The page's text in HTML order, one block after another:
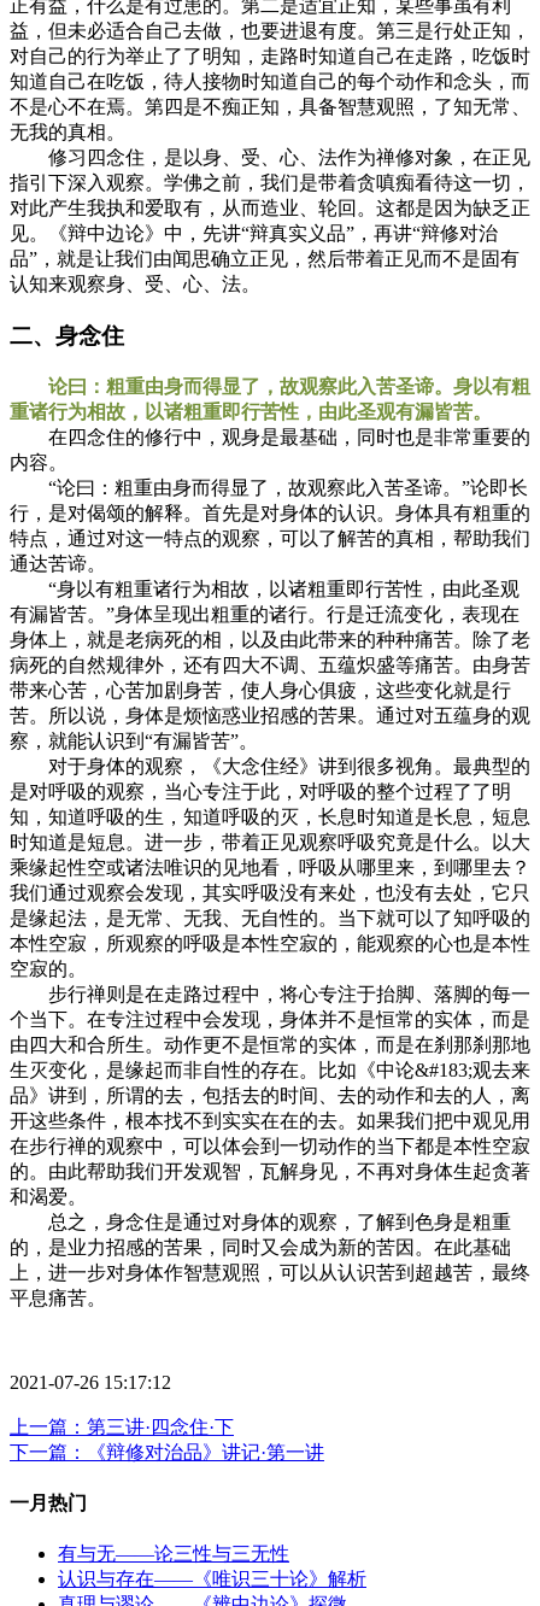
正有益，什么是有过患的。第二是适宜正知，某些事虽有利
益，但未必适合自己去做，也要进退有度。第三是行处正知，
对自己的行为举止了了明知，走路时知道自己在走路，吃饭时
知道自己在吃饭，待人接物时知道自己的每个动作和念头，而
不是心不在焉。第四是不痴正知，具备智慧观照，了知无常、
无我的真相。
修习四念住，是以身、受、心、法作为禅修对象，在正见
指引下深入观察。学佛之前，我们是带着贪嗔痴看待这一切，
对此产生我执和爱取有，从而造业、轮回。这都是因为缺乏正
见。《辩中边论》中，先讲“辩真实义品”，再讲“辩修对治
品”，就是让我们由闻思确立正见，然后带着正见而不是固有
认知来观察身、受、心、法。
二、身念住
论曰：粗重由身而得显了，故观察此入苦圣谛。身以有粗
重诸行为相故，以诸粗重即行苦性，由此圣观有漏皆苦。
在四念住的修行中，观身是最基础，同时也是非常重要的
内容。
“论曰：粗重由身而得显了，故观察此入苦圣谛。”论即长
行，是对偈颂的解释。首先是对身体的认识。身体具有粗重的
特点，通过对这一特点的观察，可以了解苦的真相，帮助我们
通达苦谛。
“身以有粗重诸行为相故，以诸粗重即行苦性，由此圣观
有漏皆苦。”身体呈现出粗重的诸行。行是迁流变化，表现在
身体上，就是老病死的相，以及由此带来的种种痛苦。除了老
病死的自然规律外，还有四大不调、五蕴炽盛等痛苦。由身苦
带来心苦，心苦加剧身苦，使人身心俱疲，这些变化就是行
苦。所以说，身体是烦恼惑业招感的苦果。通过对五蕴身的观
察，就能认识到“有漏皆苦”。
对于身体的观察，《大念住经》讲到很多视角。最典型的
是对呼吸的观察，当心专注于此，对呼吸的整个过程了了明
知，知道呼吸的生，知道呼吸的灭，长息时知道是长息，短息
时知道是短息。进一步，带着正见观察呼吸究竟是什么。以大
乘缘起性空或诸法唯识的见地看，呼吸从哪里来，到哪里去？
我们通过观察会发现，其实呼吸没有来处，也没有去处，它只
是缘起法，是无常、无我、无自性的。当下就可以了知呼吸的
本性空寂，所观察的呼吸是本性空寂的，能观察的心也是本性
空寂的。
步行禅则是在走路过程中，将心专注于抬脚、落脚的每一
个当下。在专注过程中会发现，身体并不是恒常的实体，而是
由四大和合所生。动作更不是恒常的实体，而是在刹那刹那地
生灭变化，是缘起而非自性的存在。比如《中论&#183;观去来
品》讲到，所谓的去，包括去的时间、去的动作和去的人，离
开这些条件，根本找不到实实在在的去。如果我们把中观见用
在步行禅的观察中，可以体会到一切动作的当下都是本性空寂
的。由此帮助我们开发观智，瓦解身见，不再对身体生起贪著
和渴爱。
总之，身念住是通过对身体的观察，了解到色身是粗重
的，是业力招感的苦果，同时又会成为新的苦因。在此基础
上，进一步对身体作智慧观照，可以从认识苦到超越苦，最终
平息痛苦。
2021-07-26 15:17:12
上一篇：第三讲·四念住·下
下一篇：《辩修对治品》讲记·第一讲
一月热门
有与无——论三性与三无性
认识与存在——《唯识三十论》解析